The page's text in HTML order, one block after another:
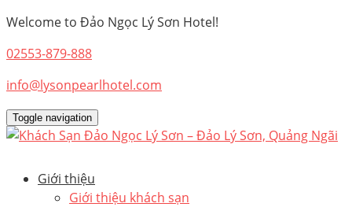
Welcome to Đảo Ngọc Lý Sơn Hotel!
02553-879-888
info@lysonpearlhotel.com
Toggle navigation
Giới thiệu
Giới thiệu khách sạn